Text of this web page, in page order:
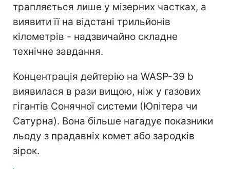
трапляється лише у мізерних частках, а
виявити її на відстані трильйонів
кілометрів - надзвичайно складне
технічне завдання.
Концентрація дейтерію на WASP-39 b
виявилася в рази вищою, ніж у газових
гігантів Сонячної системи (Юпітера чи
Сатурна). Вона більше нагадує показники
льоду з прадавніх комет або зародків
зірок.